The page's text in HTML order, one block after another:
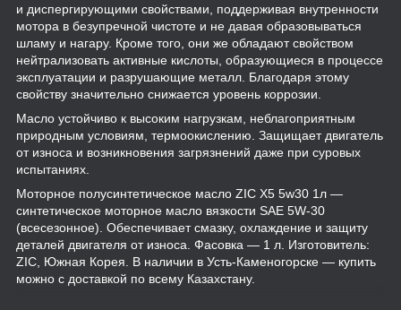
и диспергирующими свойствами, поддерживая внутренности
мотора в безупречной чистоте и не давая образовываться
шламу и нагару. Кроме того, они же обладают свойством
нейтрализовать активные кислоты, образующиеся в процессе
эксплуатации и разрушающие металл. Благодаря этому
свойству значительно снижается уровень коррозии.
Масло устойчиво к высоким нагрузкам, неблагоприятным
природным условиям, термоокислению. Защищает двигатель
от износа и возникновения загрязнений даже при суровых
испытаниях.
Моторное полусинтетическое масло ZIC X5 5w30 1л —
синтетическое моторное масло вязкости SAE 5W-30
(всесезонное). Обеспечивает смазку, охлаждение и защиту
деталей двигателя от износа. Фасовка — 1 л. Изготовитель:
ZIC, Южная Корея. В наличии в Усть-Каменогорске — купить
можно с доставкой по всему Казахстану.